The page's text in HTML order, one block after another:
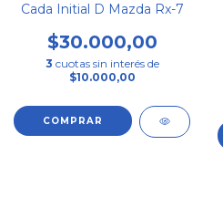
Cada Initial D Mazda Rx-7
$30.000,00
3 cuotas sin interés de
$10.000,00